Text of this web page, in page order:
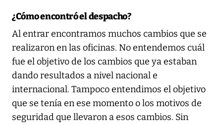
¿Cómo encontró el despacho?
Al entrar encontramos muchos cambios que se
realizaron en las oficinas. No entendemos cuál
fue el objetivo de los cambios que ya estaban
dando resultados a nivel nacional e
internacional. Tampoco entendimos el objetivo
que se tenía en ese momento o los motivos de
seguridad que llevaron a esos cambios. Sin